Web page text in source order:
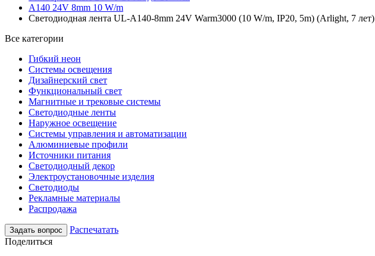
A140 24V 8mm 10 W/m
Светодиодная лента UL-A140-8mm 24V Warm3000 (10 W/m, IP20, 5m) (Arlight, 7 лет)
Все категории
Гибкий неон
Системы освещения
Дизайнерский свет
Функциональный свет
Магнитные и трековые системы
Светодиодные ленты
Наружное освещение
Системы управления и автоматизации
Алюминиевые профили
Источники питания
Светодиодный декор
Электроустановочные изделия
Светодиоды
Рекламные материалы
Распродажа
Задать вопрос
Распечатать
Поделиться